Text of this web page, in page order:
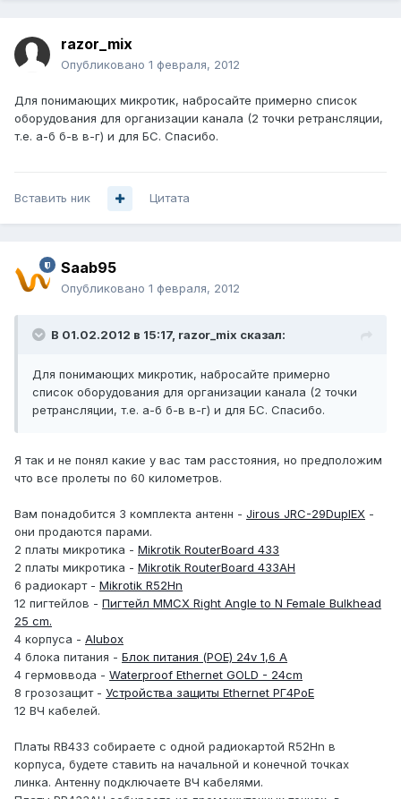
razor_mix
Опубликовано 1 февраля, 2012
Для понимающих микротик, набросайте примерно список
оборудования для организации канала (2 точки ретрансляции,
т.е. а-б б-в в-г) и для БС. Спасибо.
Вставить ник Цитата
Saab95
Опубликовано 1 февраля, 2012
В 01.02.2012 в 15:17, razor_mix сказал:
Для понимающих микротик, набросайте примерно
список оборудования для организации канала (2 точки
ретрансляции, т.е. а-б б-в в-г) и для БС. Спасибо.
Я так и не понял какие у вас там расстояния, но предположим
что все пролеты по 60 километров.
Вам понадобится 3 комплекта антенн - Jirous JRC-29DuplEX -
они продаются парами.
2 платы микротика - Mikrotik RouterBoard 433
2 платы микротика - Mikrotik RouterBoard 433AH
6 радиокарт - Mikrotik R52Hn
12 пигтейлов - Пигтейл MMCX Right Angle to N Female Bulkhead
25 cm.
4 корпуса - Alubox
4 блока питания - Блок питания (POE) 24v 1,6 A
4 гермоввода - Waterproof Ethernet GOLD - 24cm
8 грозозащит - Устройства защиты Ethernet РГ4PoE
12 ВЧ кабелей.
Платы RB433 собираете с одной радиокартой R52Hn в
корпуса, будете ставить на начальной и конечной точках
линка. Антенну подключаете ВЧ кабелями.